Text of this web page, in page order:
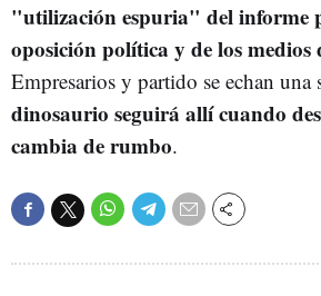
"utilización espuria" del informe
oposición política y de los medios
Empresarios y partido se echan una
dinosaurio seguirá allí cuando
cambia de rumbo.